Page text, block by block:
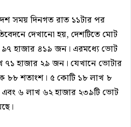
সময় দিনগত রাত ১১টার পর
দেখানো হয়, দেশটিতে মোট
হাজার ৪১৯ জন। এরমধ্যে ভোট
৭১ হাজার ২৯ জন। যেখানে ভোটার
৮৮ শতাংশ। ৫ কোটি ১৮ লাখ ৮
৬ লাখ ৬২ হাজার ২৩৯টি ভোট